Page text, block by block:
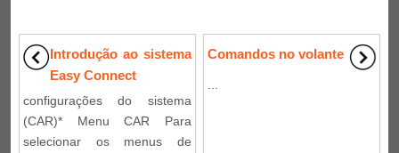
Introdução ao sistema
Easy Connect
configurações do sistema
(CAR)* Menu CAR Para
selecionar os menus de
Comandos no volante